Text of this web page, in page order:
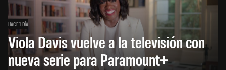
HACE 1 DÍA
Viola Davis vuelve a la televisión con
nueva serie para Paramount+